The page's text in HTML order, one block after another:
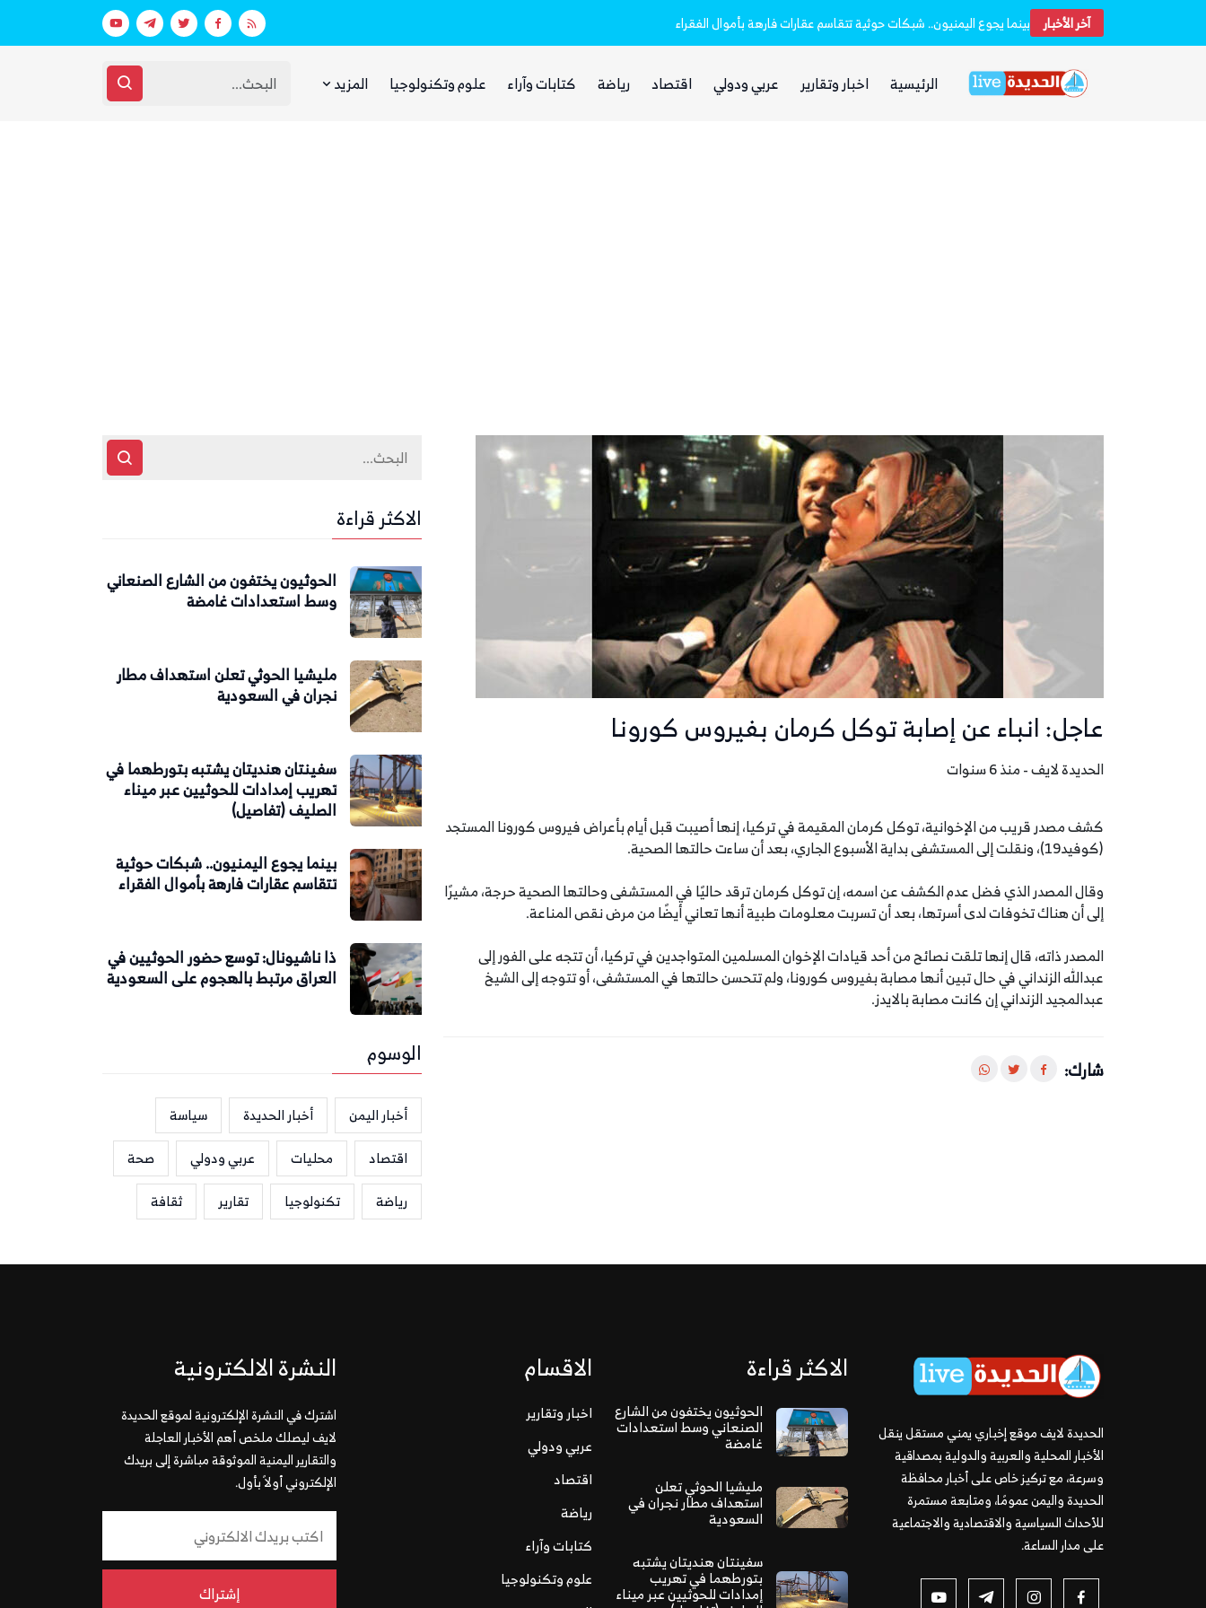
آخر الأخبار بينما يجوع اليمنيون.. شبكات حوثية تتقاسم عقارات فارهة بأموال الفقراء ذا ناشيونال: توسع حضور الحوثيين في
الرئيسية اخبار وتقارير عربي ودولي اقتصاد رياضة كتابات وآراء علوم وتكنولوجيا المزيد
عاجل: انباء عن إصابة توكل كرمان بفيروس كورونا
الحديدة لايف - منذ 6 سنوات
كشف مصدر قريب من الإخوانية، توكل كرمان المقيمة في تركيا، إنها أصيبت قبل أيام بأعراض فيروس كورونا المستجد
(كوفيد19)، ونقلت إلى المستشفى بداية الأسبوع الجاري، بعد أن ساءت حالتها الصحية.
وقال المصدر الذي فضل عدم الكشف عن اسمه، إن توكل كرمان ترقد حاليًا في المستشفى وحالتها الصحية حرجة، مشيرًا
إلى أن هناك تخوفات لدى أسرتها، بعد أن تسربت معلومات طبية أنها تعاني أيضًا من مرض نقص المناعة.
المصدر ذاته، قال إنها تلقت نصائح من أحد قيادات الإخوان المسلمين المتواجدين في تركيا، أن تتجه على الفور إلى
عبدالله الزنداني في حال تبين أنها مصابة بفيروس كورونا، ولم تتحسن حالتها في المستشفى، أو تتوجه إلى الشيخ
عبدالمجيد الزنداني إن كانت مصابة بالايدز.
شارك:
الاكثر قراءة
الحوثيون يختفون من الشارع الصنعاني
وسط استعدادات غامضة
مليشيا الحوثي تعلن استهداف مطار
نجران في السعودية
سفينتان هنديتان يشتبه بتورطهما في
تهريب إمدادات للحوثيين عبر ميناء
الصليف (تفاصيل)
بينما يجوع اليمنيون.. شبكات حوثية
تتقاسم عقارات فارهة بأموال الفقراء
ذا ناشيونال: توسع حضور الحوثيين في
العراق مرتبط بالهجوم على السعودية
الوسوم
أخبار اليمن أخبار الحديدة
سياسة
اقتصاد
محليات عربي ودولي
صحة
رياضة
تكنولوجيا تقارير ثقافة
الحديدة لايف موقع إخباري يمني مستقل ينقل
الأخبار المحلية والعربية والدولية بمصداقية
وسرعة، مع تركيز خاص على أخبار محافظة
الحديدة واليمن عمومًا، ومتابعة مستمرة
للأحداث السياسية والاقتصادية والاجتماعية
على مدار الساعة.
الاكثر قراءة
الحوثيون يختفون من الشارع
الصنعاني وسط استعدادات
غامضة
مليشيا الحوثي تعلن
استهداف مطار نجران في
السعودية
سفينتان هنديتان يشتبه
بتورطهما في تهريب
إمدادات للحوثيين عبر ميناء
الاقسام
اخبار وتقارير
عربي ودولي
اقتصاد
رياضة
كتابات وآراء
علوم وتكنولوجيا
النشرة الالكترونية
اشترك في النشرة الإلكترونية لموقع الحديدة
لايف ليصلك ملخص أهم الأخبار العاجلة
والتقارير اليمنية الموثوقة مباشرة إلى بريدك
الإلكتروني أولاً بأول.
إشتراك